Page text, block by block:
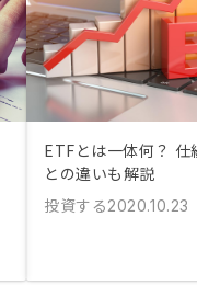
ETFとは一体何？ 仕
との違いも解説
投資する2020.10.23